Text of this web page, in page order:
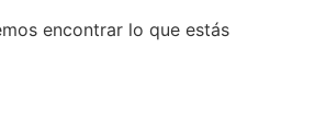
encontrar lo que estás